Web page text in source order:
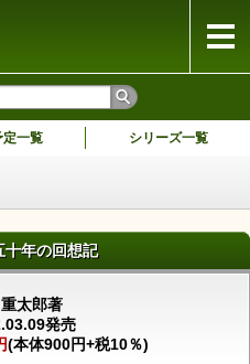
定一覧 シリーズ一覧
十年の回想記
太郎著
発売
(本体900円+税10％)